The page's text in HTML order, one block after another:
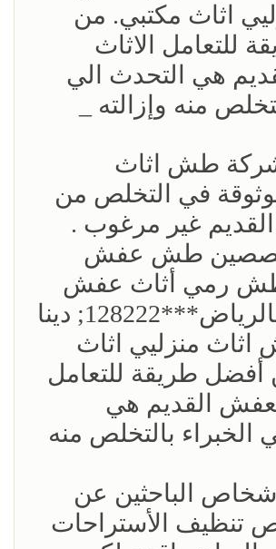
اثاث مكتبي. من
للتعامل الاثاث
هي التحدث الي
منه وإزالته _
طش اثاث
في التخلص من
القديم غير مرغوب .
طش عفش
طش رمي أثاث عفش
مستعمل بالرياض***128222; دينا
منزليي اثاث
أفضل طريقة للتعامل
القديم هي
الخبراء بالتخلص منه
الباحثين عن
تنظيف الأستراحات